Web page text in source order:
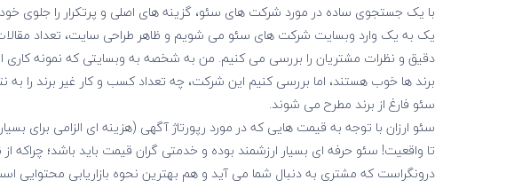
با یک جستجوی ساده در مورد شرکت های سئو، گزینه های اصلی و پرتکرار را جلوی خود
یک به یک وارد وبسایت شرکت های سئو می شویم و ظاهر طراحی سایت، تعداد مقالات
دقیق و نظرات مشتریان را بررسی می کنیم. من به شخصه به وبسایتی که نمونه کاری
برند ها خوب هستند، اما بررسی کنیم این شرکت، چه تعداد کسب و کار غیر برند را به
سئو فارغ از برند مطرح می شوند.
سئو ارزان با توجه به قیمت هایی که در مورد رپورتاژ آگهی (هزینه ای الزامی برای
تا واقعیت! سئو حرفه ای بسیار ارزشمند بوده و خدمتی گران قیمت باید باشد؛ چراکه
درونگراست که مشتری به دنبال شما می آید و هم بهترین نحوه بازاریابی محتوایی